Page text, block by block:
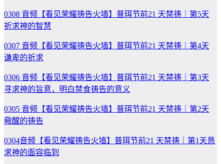
0308 音频【看见荣耀祷告火墙】普珥节前21 天禁祷｜第5天
祈求神的智慧
0307 音频【看见荣耀祷告火墙】普珥节前21 天禁祷｜第4天
谦卑的祈求
0306 音频【看见荣耀祷告火墙】普珥节前21 天禁祷｜第3天
寻求神的旨意，明白禁食祷告的意义
0305 音频【看见荣耀祷告火墙】普珥节前21 天禁祷｜第2天
儆醒的祷告
0304音频【看见荣耀祷告火墙】普珥节前21 天禁祷｜第1天恳
求神的面容临到